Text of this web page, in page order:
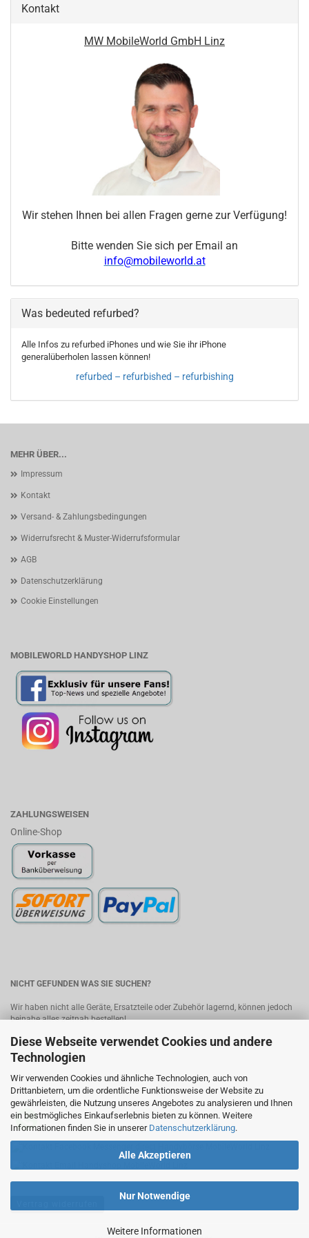
Diese Webseite verwendet Cookies und andere
Technologien
Wir verwenden Cookies und ähnliche Technologien, auch von
Drittanbietern, um die ordentliche Funktionsweise der Website zu
gewährleisten, die Nutzung unseres Angebotes zu analysieren und Ihnen
ein bestmögliches Einkaufserlebnis bieten zu können. Weitere
Informationen finden Sie in unserer Datenschutzerklärung.
Alle Akzeptieren
Nur Notwendige
Weitere Informationen
Kontakt
MW MobileWorld GmbH Linz
Wir stehen Ihnen bei allen Fragen gerne zur Verfügung!
Bitte wenden Sie sich per Email an
info@mobileworld.at
Was bedeuted refurbed?
Alle Infos zu refurbed iPhones und wie Sie ihr iPhone
generalüberholen lassen können!
refurbed – refurbished – refurbishing
MEHR ÜBER...
Impressum
Kontakt
Versand- & Zahlungsbedingungen
Widerrufsrecht & Muster-Widerrufsformular
AGB
Datenschutzerklärung
Cookie Einstellungen
MOBILEWORLD HANDYSHOP LINZ
ZAHLUNGSWEISEN
Online-Shop
NICHT GEFUNDEN WAS SIE SUCHEN?
Wir haben nicht alle Geräte, Ersatzteile oder Zubehör lagernd, können jedoch
beinahe alles zeitnah bestellen!
Bitte senden Sie uns Ihre Anfrage, wir melden uns umgehend mit einem
Angebot.Kontakt
MobileWorld - Ihr Online-Handyshop in Linz